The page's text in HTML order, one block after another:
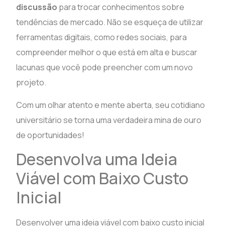
discussão para trocar conhecimentos sobre
tendências de mercado. Não se esqueça de utilizar
ferramentas digitais, como redes sociais, para
compreender melhor o que está em alta e buscar
lacunas que você pode preencher com um novo
projeto.
Com um olhar atento e mente aberta, seu cotidiano
universitário se torna uma verdadeira mina de ouro
de oportunidades!
Desenvolva uma Ideia
Viável com Baixo Custo
Inicial
Desenvolver uma ideia viável com baixo custo inicial